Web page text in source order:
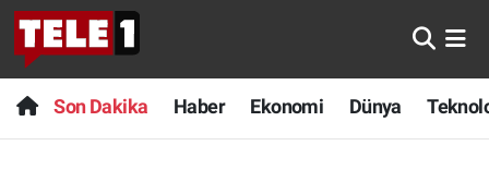
Son Dakika Haber Ekonomi Dünya
Anında Manşet
Başka Sohbetler
Son Dakika
Haber
Nöbetçi Eczaneler
Hava Durumu